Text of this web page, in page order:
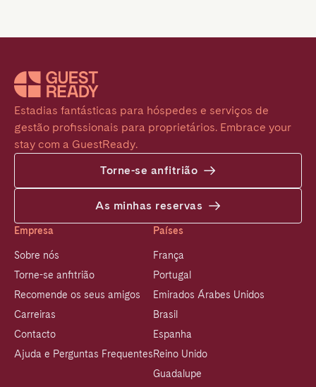
Estadias fantásticas para hóspedes e serviços de
gestão profissionais para proprietários. Embrace your
stay com a GuestReady.
Torne-se anfitrião
As minhas reservas
Empresa
Sobre nós
Torne-se anfitrião
Recomende os seus amigos
Carreiras
Contacto
Ajuda e Perguntas Frequentes
Países
França
Portugal
Emirados Árabes Unidos
Brasil
Espanha
Reino Unido
Guadalupe